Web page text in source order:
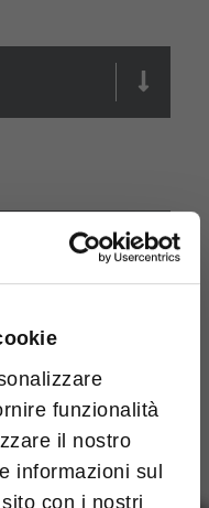
funzionalità
il nostro
informazioni sul
con i nostri
Kataloge
Kataloge
Kataloge
Kataloge